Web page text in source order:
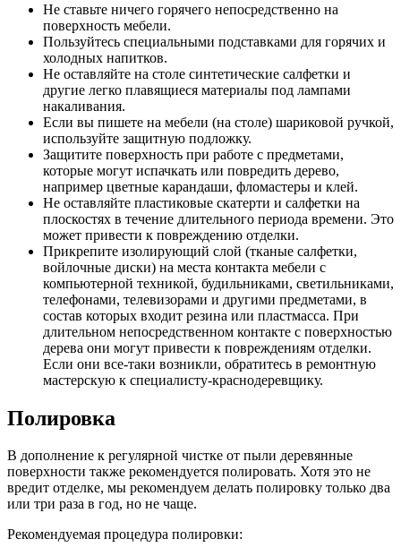
Не ставьте ничего горячего непосредственно на
поверхность мебели.
Пользуйтесь специальными подставками для горячих и
холодных напитков.
Не оставляйте на столе синтетические салфетки и
другие легко плавящиеся материалы под лампами
накаливания.
Если вы пишете на мебели (на столе) шариковой ручкой,
используйте защитную подложку.
Защитите поверхность при работе с предметами,
которые могут испачкать или повредить дерево,
например цветные карандаши, фломастеры и клей.
Не оставляйте пластиковые скатерти и салфетки на
плоскостях в течение длительного периода времени. Это
может привести к повреждению отделки.
Прикрепите изолирующий слой (тканые салфетки,
войлочные диски) на места контакта мебели с
компьютерной техникой, будильниками, светильниками,
телефонами, телевизорами и другими предметами, в
состав которых входит резина или пластмасса. При
длительном непосредственном контакте с поверхностью
дерева они могут привести к повреждениям отделки.
Если они все-таки возникли, обратитесь в ремонтную
мастерскую к специалисту-краснодеревщику.
Полировка
В дополнение к регулярной чистке от пыли деревянные
поверхности также рекомендуется полировать. Хотя это не
вредит отделке, мы рекомендуем делать полировку только два
или три раза в год, но не чаще.
Рекомендуемая процедура полировки: